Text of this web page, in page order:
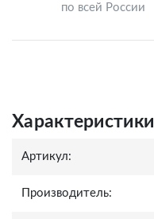
по всей России
Характеристики
Артикул:
Производитель: